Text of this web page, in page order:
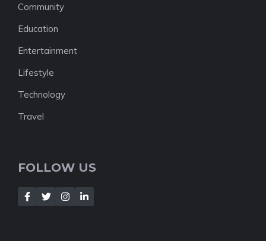
Community
Education
Entertainment
Lifestyle
Technology
Travel
FOLLOW US